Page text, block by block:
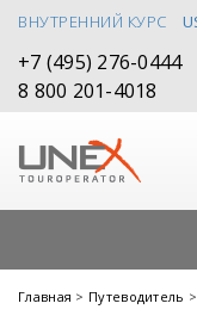
ВНУТРЕННИЙ КУРС
+7 (495) 276-0444
8 800 201-4018
Главная > Путеводитель >